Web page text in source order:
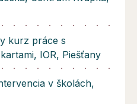
kurz práce s
IOR, Piešťany
v školách,